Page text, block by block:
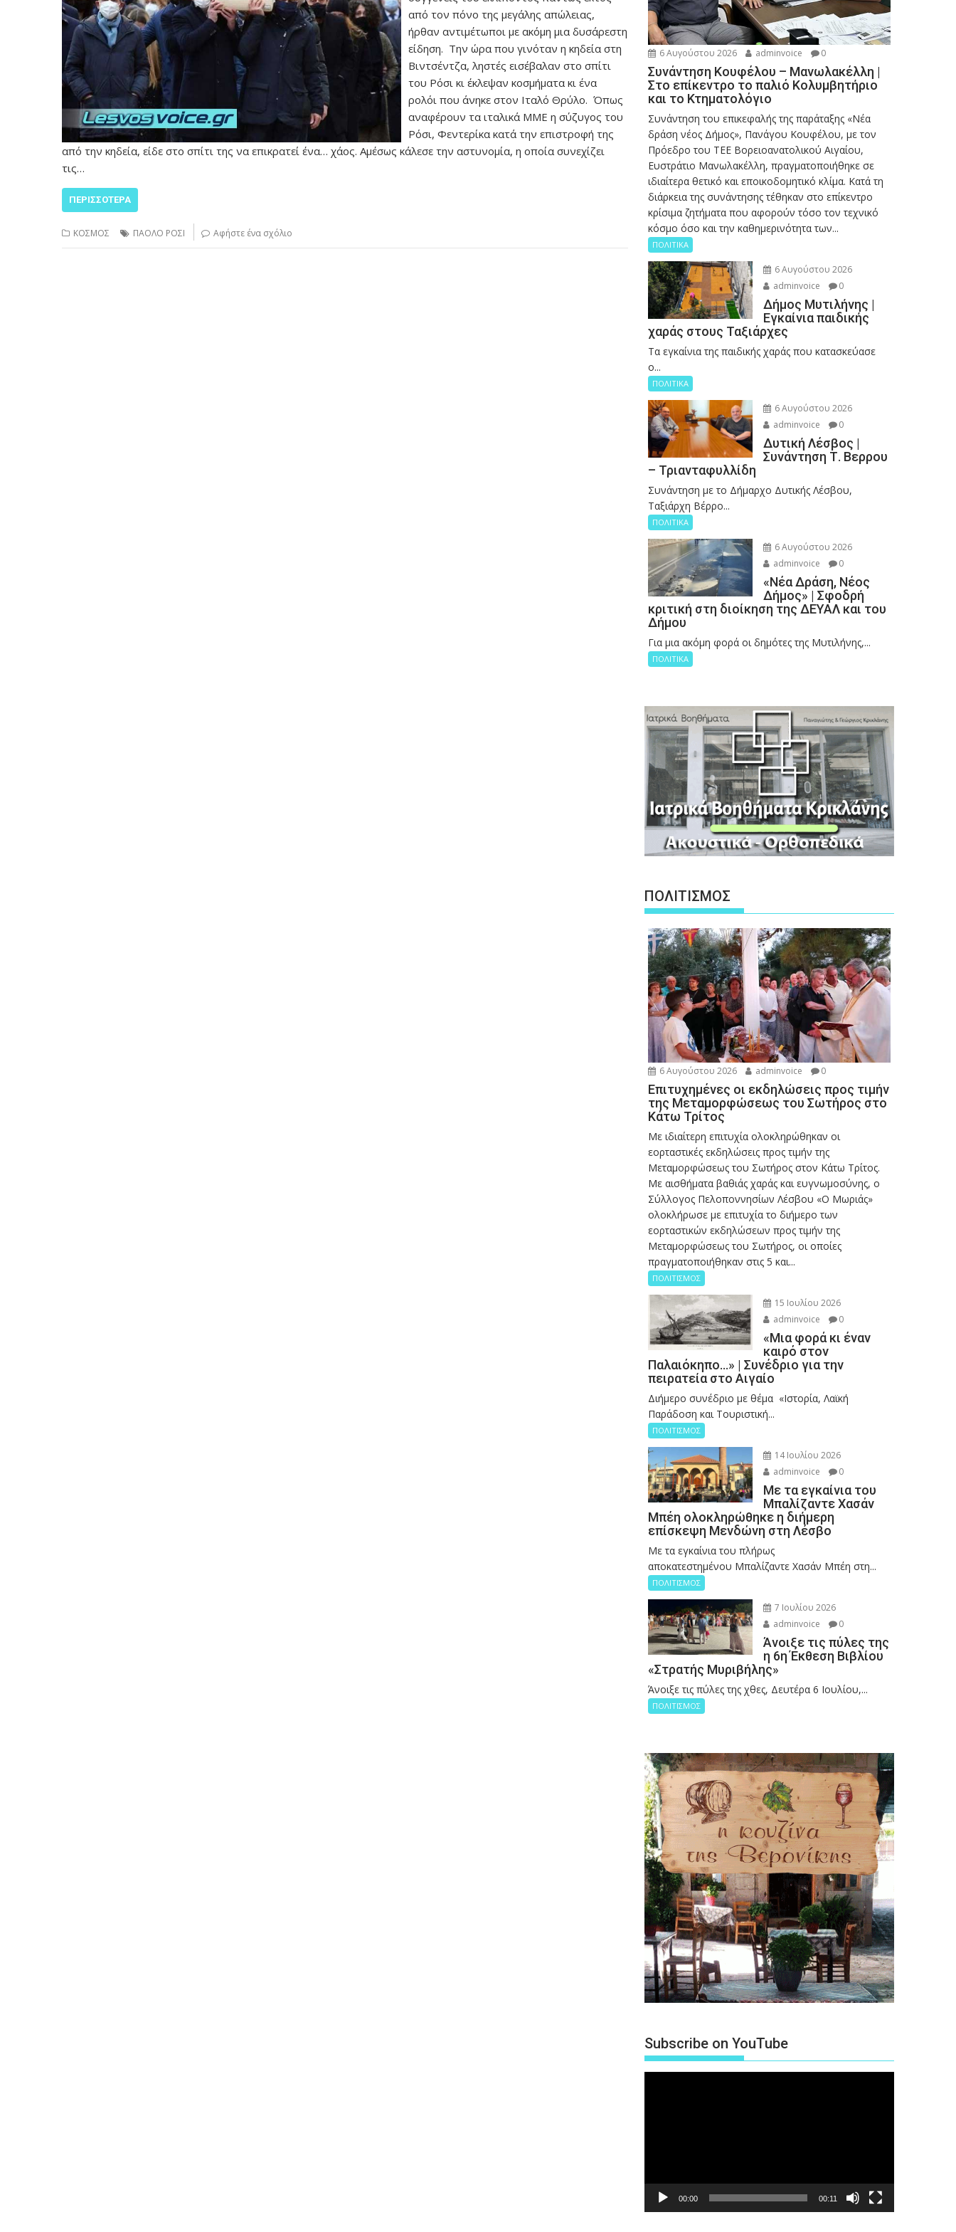
από τον πόνο της μεγάλης απώλειας,
ήρθαν αντιμέτωποι με ακόμη μια δυσάρεστη
είδηση. Την ώρα που γινόταν η κηδεία στη
Βιντσέντζα, ληστές εισέβαλαν στο σπίτι
του Ρόσι κι έκλεψαν κοσμήματα κι ένα
ρολόι που άνηκε στον Ιταλό Θρύλο. Όπως
αναφέρουν τα ιταλικά ΜΜΕ η σύζυγος του
Ρόσι, Φεντερίκα κατά την επιστροφή της
από την κηδεία, είδε στο σπίτι της να επικρατεί ένα… χάος. Αμέσως κάλεσε την αστυνομία, η οποία συνεχίζει
τις…
ΠΕΡΙΣΣΌΤΕΡΑ
ΚΟΣΜΟΣ ΠΑΟΛΟ ΡΟΣΙ Αφήστε ένα σχόλιο
6 Αυγούστου 2026 adminvoice 0
Συνάντηση Κουφέλου – Μανωλακέλλη |
Στο επίκεντρο το παλιό Κολυμβητήριο
και το Κτηματολόγιο
Συνάντηση του επικεφαλής της παράταξης «Νέα
δράση νέος Δήμος», Πανάγου Κουφέλου, με τον
Πρόεδρο του ΤΕΕ Βορειοανατολικού Αιγαίου,
Ευστράτιο Μανωλακέλλη, πραγματοποιήθηκε σε
ιδιαίτερα θετικό και εποικοδομητικό κλίμα. Κατά τη
διάρκεια της συνάντησης τέθηκαν στο επίκεντρο
κρίσιμα ζητήματα που αφορούν τόσο τον τεχνικό
κόσμο όσο και την καθημερινότητα των...
ΠΟΛΙΤΙΚΑ
6 Αυγούστου 2026
adminvoice
0
Δήμος Μυτιλήνης |
Εγκαίνια παιδικής
χαράς στους Ταξιάρχες
Tα εγκαίνια της παιδικής χαράς που κατασκεύασε
ο...
ΠΟΛΙΤΙΚΑ
6 Αυγούστου 2026
adminvoice
0
Δυτική Λέσβος |
Συνάντηση Τ. Βερρου
– Τριανταφυλλίδη
Συνάντηση με το Δήμαρχο Δυτικής Λέσβου,
Ταξιάρχη Βέρρο...
ΠΟΛΙΤΙΚΑ
6 Αυγούστου 2026
adminvoice
0
«Νέα Δράση, Νέος
Δήμος» | Σφοδρή
κριτική στη διοίκηση της ΔΕΥΑΛ και του
Δήμου
Για μια ακόμη φορά οι δημότες της Μυτιλήνης,...
ΠΟΛΙΤΙΚΑ
ΠΟΛΙΤΙΣΜΟΣ
6 Αυγούστου 2026 adminvoice 0
Επιτυχημένες οι εκδηλώσεις προς τιμήν
της Μεταμορφώσεως του Σωτήρος στο
Κάτω Τρίτος
Με ιδιαίτερη επιτυχία ολοκληρώθηκαν οι
εορταστικές εκδηλώσεις προς τιμήν της
Μεταμορφώσεως του Σωτήρος στον Κάτω Τρίτος.
Με αισθήματα βαθιάς χαράς και ευγνωμοσύνης, ο
Σύλλογος Πελοποννησίων Λέσβου «Ο Μωριάς»
ολοκλήρωσε με επιτυχία το διήμερο των
εορταστικών εκδηλώσεων προς τιμήν της
Μεταμορφώσεως του Σωτήρος, οι οποίες
πραγματοποιήθηκαν στις 5 και...
ΠΟΛΙΤΙΣΜΟΣ
15 Ιουλίου 2026
adminvoice
0
«Μια φορά κι έναν
καιρό στον
Παλαιόκηπο…» | Συνέδριο για την
πειρατεία στο Αιγαίο
Διήμερο συνέδριο με θέμα «Ιστορία, Λαϊκή
Παράδοση και Τουριστική...
ΠΟΛΙΤΙΣΜΟΣ
14 Ιουλίου 2026
adminvoice
0
Με τα εγκαίνια του
Μπαλίζαντε Χασάν
Μπέη ολοκληρώθηκε η διήμερη
επίσκεψη Μενδώνη στη Λέσβο
Με τα εγκαίνια του πλήρως
αποκατεστημένου Μπαλίζαντε Χασάν Μπέη στη...
ΠΟΛΙΤΙΣΜΟΣ
7 Ιουλίου 2026
adminvoice
0
Άνοιξε τις πύλες της
η 6η Έκθεση Βιβλίου
«Στρατής Μυριβήλης»
Άνοιξε τις πύλες της χθες, Δευτέρα 6 Ιουλίου,...
ΠΟΛΙΤΙΣΜΟΣ
Subscribe on YouTube
00:00 00:11